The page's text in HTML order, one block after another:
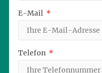
E-Mail
Telefon